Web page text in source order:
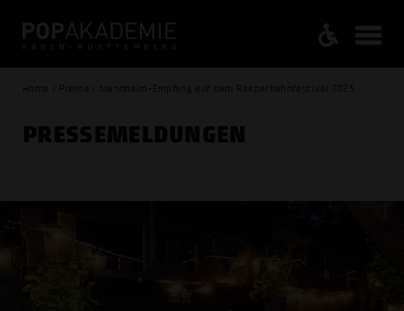
Home / Presse / Mannheim-Empfang auf dem Reeperbahnfestival 2025
PRESSE­MELDUNGEN